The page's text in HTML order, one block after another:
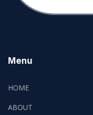
Menu
HOME
ABOUT